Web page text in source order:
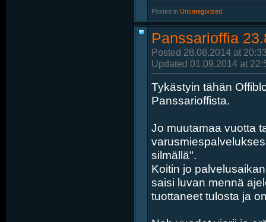
Posted in Uncategorized
Panssarioffia
Posted 28.08.2014 at
Updated 01.09.2014 at
Tykästyin tähän
Panssarioffista.
Jo muutamaa vuotta
silmällä".
Koitin jo
saisi luvan mennä
tuottaneet tulosta ja